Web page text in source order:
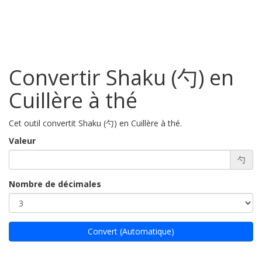
Convertir Shaku (勺) en
Cuillère à thé
Cet outil convertit Shaku (勺) en Cuillère à thé.
Valeur
勺
Nombre de décimales
Convert (Automatique)